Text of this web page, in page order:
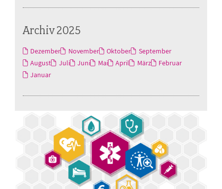
Archiv 2025
Dezember November Oktober
September
August
Juli Juni Mai April März
Februar
Januar